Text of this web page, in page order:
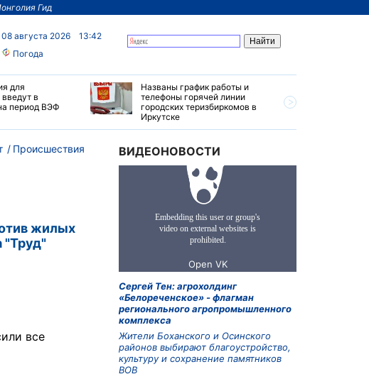
Гид
08 августа 2026
13:42
Погода
для
введут в
период ВЭФ
Названы график работы и
телефоны горячей линии
городских теризбиркомов в
Иркутске
Происшествия
жилых
"Труд"
все
ВИДЕОНОВОСТИ
Сергей Тен: агрохолдинг
«Белореченское» - флагман
регионального агропромышленного
комплекса
Жители Боханского и Осинского
районов выбирают благоустройство,
культуру и сохранение памятников
ВОВ